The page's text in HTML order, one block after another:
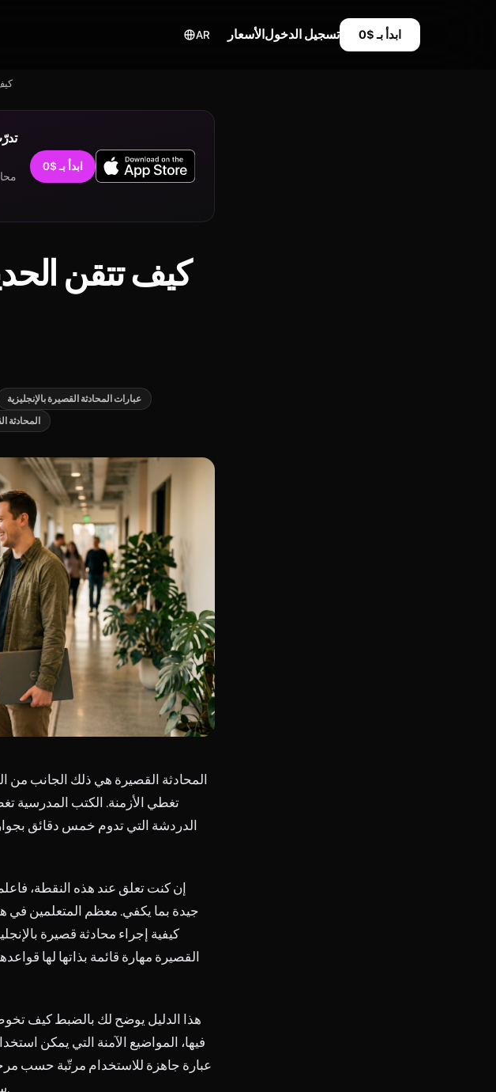
AR الأسعارتسجيل الدخول ابدأ بـ $0
ابدأ بـ $0
كيف تتقن
عبارات المحادثة القصيرة بالإنجليزية
المحادثة
المحادثة القصيرة هي ذلك الجانب من
تغطي الأزمنة. الكتب المدرسية
الدردشة التي تدوم خمس دقائق
إن كنت تعلق عند هذه النقطة،
جيدة بما يكفي. معظم المتعلمين في
كيفية إجراء محادثة قصيرة
القصيرة مهارة قائمة بذاتها لها
هذا الدليل يوضح لك بالضبط كيف
عبارة جاهزة للاستخدام مرتّبة حسب
ستواجهها في العمل والفعاليات والاجتماعات الإلكترونية.